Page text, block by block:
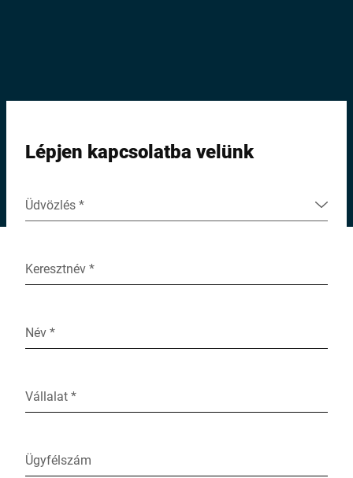
Lépjen kapcsolatba velünk
Üdvözlés *
Keresztnév *
Név *
Vállalat *
Ügyfélszám